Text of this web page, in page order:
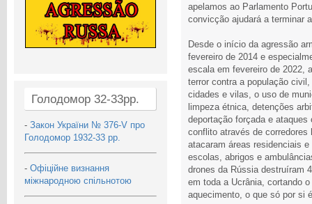
Голодомор 32-33рр.
- Закон України № 376-V про
Голодомор 1932-33 рр.
- Офіційне визнання
міжнародною спільнотою
apelamos ao Parlamento
convicção ajudará a terminar
Desde o início da agressão
fevereiro de 2014 e
escala em fevereiro de 2022,
terror contra a população
cidades e vilas, o uso de
limpeza étnica, detenções
deportação forçada e
conflito através de corredores
atacaram áreas residenciais
escolas, abrigos e
drones da Rússia destruíram
em toda a Ucrânia, cortando
aquecimento, o que só por si